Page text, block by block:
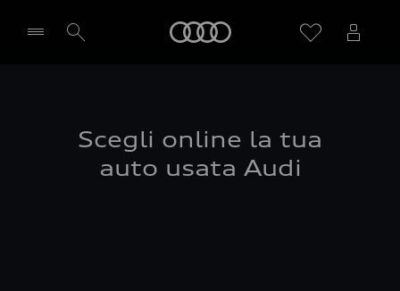
Scegli online la tua
auto usata Audi